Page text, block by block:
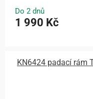
Do 2 dnů
1 990 Kč
KN6424 padací rám